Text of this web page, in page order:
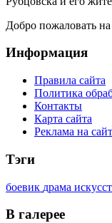
Добро пожаловать
Информация
Правила сайта
Политика
Контакты
Карта сайта
Реклама на
Тэги
боевик драма
В галерее